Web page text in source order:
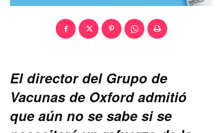
El director del Grupo de
Vacunas de Oxford admitió
que aún no se sabe si se